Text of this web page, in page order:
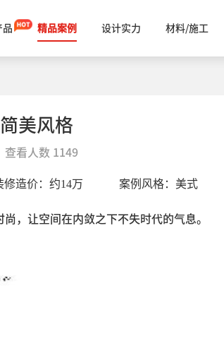
品 精品案例 设计实力 材料/施工
美风格
查看人数 1149
修造价：约14万 案例风格： 美式
，让空间在内敛之下不失时代的气息。